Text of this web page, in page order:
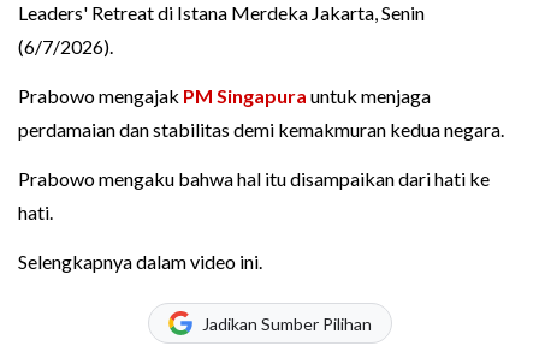
Leaders' Retreat di Istana Merdeka Jakarta, Senin
(6/7/2026).
Prabowo mengajak PM Singapura untuk menjaga
perdamaian dan stabilitas demi kemakmuran kedua negara.
Prabowo mengaku bahwa hal itu disampaikan dari hati ke
hati.
Selengkapnya dalam video ini.
Jadikan Sumber Pilihan